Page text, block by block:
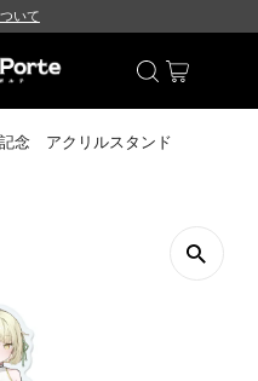
いて
記念 アクリルスタンド